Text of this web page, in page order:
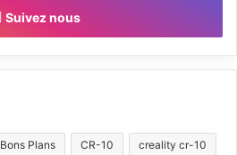
Suivez nous
Bons Plans CR-10 creality cr-10